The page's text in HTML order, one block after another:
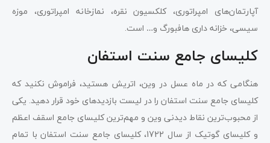
آپارتمان‌های امپراتوری، کلکسیون نقره، نمازخانه امپراتوری، موزه
سیسی، خزانه داری هافبورگ و… است.
کلیسای جامع سنت استفان
هنگامی که در ماه عسل در وین، اتریش هستید، فراموش نکنید که
کلیسای جامع سنت استفان را در لیست بازدیدهای خود قرار دهید. یکی
از محبوب‌ترین نقاط دیدنی وین و مهم‌ترین کلیسای جامع اسقف اعظم
و کلیسای گوتیک از سال 1722، کلیسای جامع سنت استفان با تمام